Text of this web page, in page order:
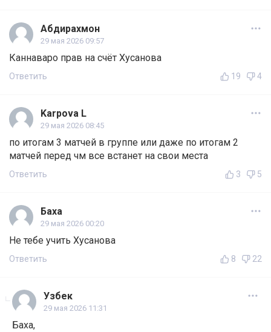
Абдирахмон
29 мая 2026 09:57
Каннаваро прав на счёт Хусанова
Ответить 19 4
Karpova L
29 мая 2026 08:45
по итогам 3 матчей в группе или даже по итогам 2
матчей перед чм все встанет на свои места
Ответить 3 5
Баха
29 мая 2026 00:20
Не тебе учить Хусанова
Ответить 8 22
Узбек
29 мая 2026 11:31
Баха,